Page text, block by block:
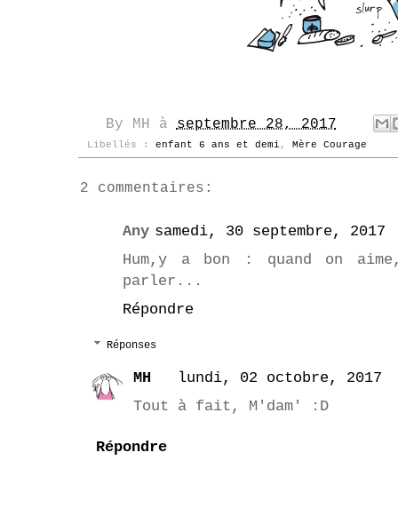
By MH àseptembre 28, 2017
Libellés : enfant 6 ans et demi , Mère Courage
2 commentaires:
Any samedi, 30 septembre, 2017
Hum,y a bon : quand on
parler...
Répondre
Réponses
MH
lundi, 02 octobre, 2017
Tout à fait, M'dam' :D
Répondre